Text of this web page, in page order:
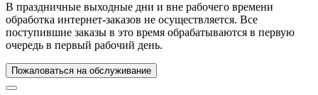
В праздничные выходные дни и вне рабочего времени
обработка интернет-заказов не осуществляется. Все
поступившие заказы в это время обрабатываются в первую
очередь в первый рабочий день.
Пожаловаться на обслуживание